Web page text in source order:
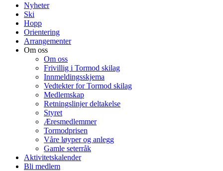
Nyheter
Ski
Hopp
Orientering
Arrangementer
Om oss
Om oss
Frivillig i Tormod skilag
Innmeldingsskjema
Vedtekter for Tormod skilag
Medlemskap
Retningslinjer deltakelse
Styret
Æresmedlemmer
Tormodprisen
Våre løyper og anlegg
Gamle seterråk
Aktivitetskalender
Bli medlem